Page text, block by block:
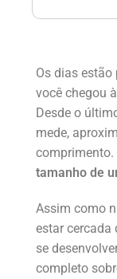
Os dias
você chegou
Desde o
mede,
comprimento.
tamanho de
Assim como
estar cercada
se
completo